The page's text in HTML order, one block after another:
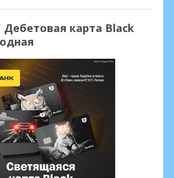
карта Black